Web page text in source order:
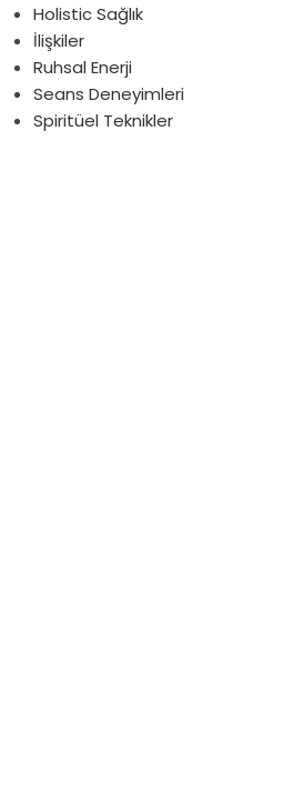
Holistic Sağlık
İlişkiler
Ruhsal Enerji
Seans Deneyimleri
Spiritüel Teknikler